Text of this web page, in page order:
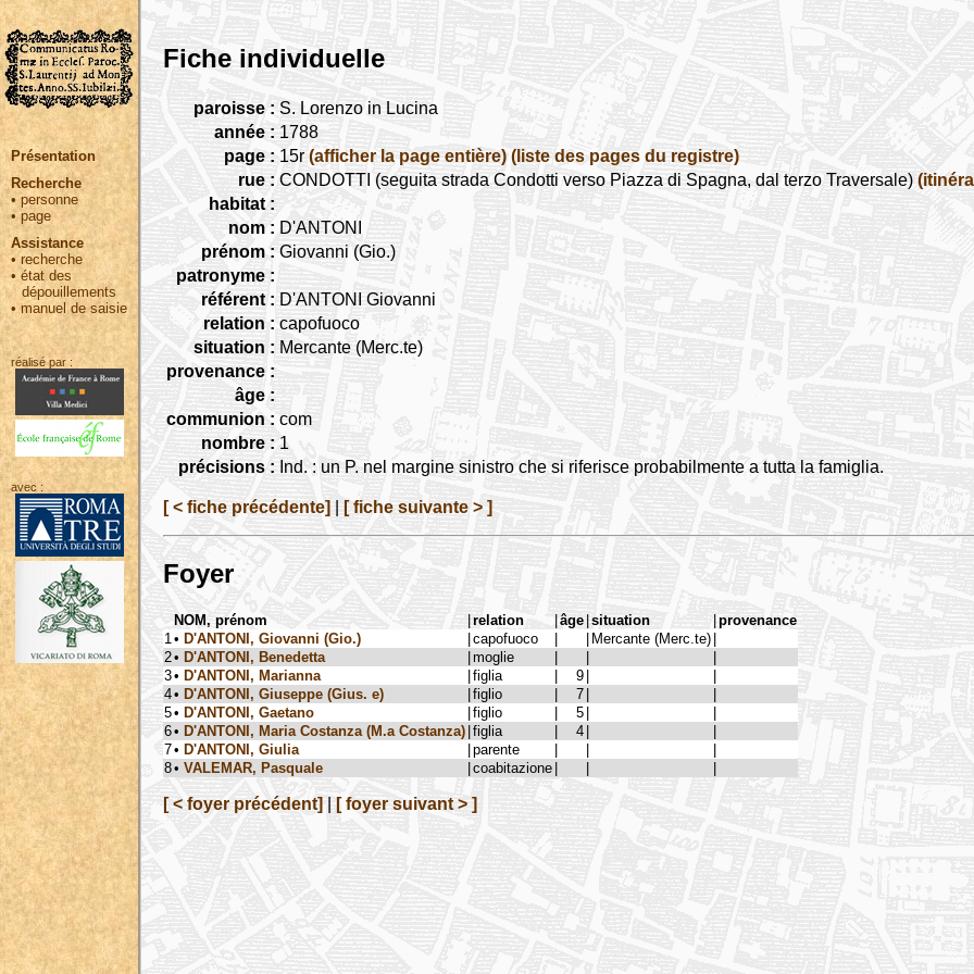
Présentation
Recherche
• personne
•page
Assistance
• recherche
•état des
dépouillements
•manuel de saisie
réalisé par :
avec :
Fiche individuelle
paroisse : S. Lorenzo in Lucina
année : 1788
page : 15r (afficher la page entière) (liste des pages du registre)
rue : CONDOTTI (seguita strada Condotti verso Piazza di Spagna, dal terzo Traversale)
habitat :
nom : D'ANTONI
prénom : Giovanni (Gio.)
patronyme :
référent : D'ANTONI Giovanni
relation : capofuoco
situation : Mercante (Merc.te)
provenance :
âge :
communion : com
nombre : 1
précisions : Ind. : un P. nel margine sinistro che si riferisce probabilmente a tutta la famiglia.
[ < fiche précédente] [ fiche suivante > ]
Foyer
NOM, prénom |relation |âge |situation |provenance
1 • D'ANTONI, Giovanni (Gio.) |capofuoco | | Mercante (Merc.te) |
2• D'ANTONI, Benedetta |moglie | |
|
3• D'ANTONI, Marianna |figlia | 9 |
|
4• D'ANTONI, Giuseppe (Gius. e) |figlio | 7 |
|
5• D'ANTONI, Gaetano |figlio | 5 |
|
6• D'ANTONI, Maria Costanza (M.a Costanza) |figlia | 4 |
|
7• D'ANTONI, Giulia |parente | |
|
8• VALEMAR, Pasquale |coabitazione | | |
[ < foyer précédent] [ foyer suivant > ]